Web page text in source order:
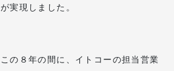
が実現しました。
この８年の間に、イトコーの担当営業